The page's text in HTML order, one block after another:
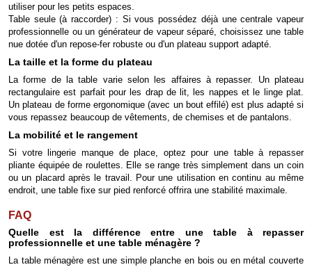
utiliser pour les petits espaces.
Table seule (à raccorder) : Si vous possédez déjà une centrale vapeur
professionnelle ou un générateur de vapeur séparé, choisissez une table
nue dotée d'un repose-fer robuste ou d'un plateau support adapté.
La taille et la forme du plateau
La forme de la table varie selon les affaires à repasser. Un plateau
rectangulaire est parfait pour les drap de lit, les nappes et le linge plat.
Un plateau de forme ergonomique (avec un bout effilé) est plus adapté si
vous repassez beaucoup de vêtements, de chemises et de pantalons.
La mobilité et le rangement
Si votre lingerie manque de place, optez pour une table à repasser
pliante équipée de roulettes. Elle se range très simplement dans un coin
ou un placard après le travail. Pour une utilisation en continu au même
endroit, une table fixe sur pied renforcé offrira une stabilité maximale.
FAQ
Quelle est la différence entre une table à repasser
professionnelle et une table ménagère ?
La table ménagère est une simple planche en bois ou en métal couverte